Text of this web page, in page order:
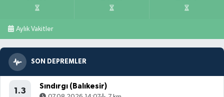
Aylık Vakitler
SON DEPREMLER
1.3
Sındırgı (Balıkesir)